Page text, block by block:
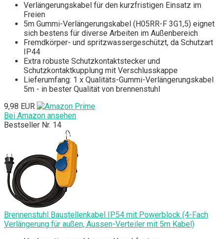
Verlängerungskabel für den kurzfristigen Einsatz im
Freien
5m Gummi-Verlängerungskabel (H05RR-F 3G1,5) eignet
sich bestens für diverse Arbeiten im Außenbereich
Fremdkörper- und spritzwassergeschützt, da Schutzart
IP44
Extra robuste Schutzkontaktstecker und
Schutzkontaktkupplung mit Verschlusskappe
Lieferumfang: 1 x Qualitäts-Gummi-Verlängerungskabel
5m - in bester Qualität von brennenstuhl
9,98 EUR
Bei Amazon ansehen
Bestseller Nr. 14
Brennenstuhl Baustellenkabel IP54 mit Powerblock (4-Fach
Verlängerung für außen, Aussen-Verteiler mit 5m Kabel)